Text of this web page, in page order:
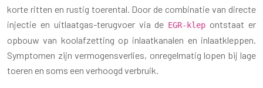
korte ritten en rustig toerental. Door de combinatie van directe
injectie en uitlaatgas-terugvoer via de EGR-klep ontstaat er
opbouw van koolafzetting op inlaatkanalen en inlaatkleppen.
Symptomen zijn vermogensverlies, onregelmatig lopen bij lage
toeren en soms een verhoogd verbruik.